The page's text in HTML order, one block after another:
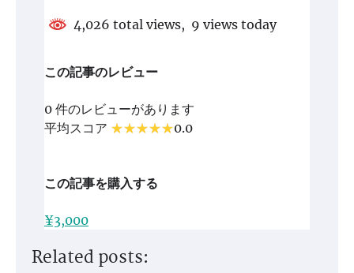
4,026 total views, 9 views today
この記事のレビュー
0 件のレビューがあります
平均スコア
0.0
この記事を購入する
¥3,000
Related posts: